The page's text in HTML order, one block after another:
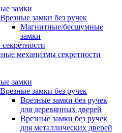
замки
Врезные замки без ручек
Магнитные/бесшумные
замки
механизмы секретности
замки
Врезные замки без ручек
Врезные замки без ручек
для деревянных дверей
Врезные замки без ручек
для металлических дверей